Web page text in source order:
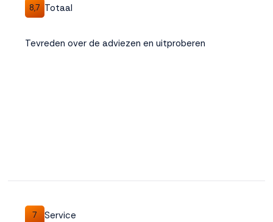
8,7 Totaal
Tevreden over de adviezen en uitproberen
7 Service